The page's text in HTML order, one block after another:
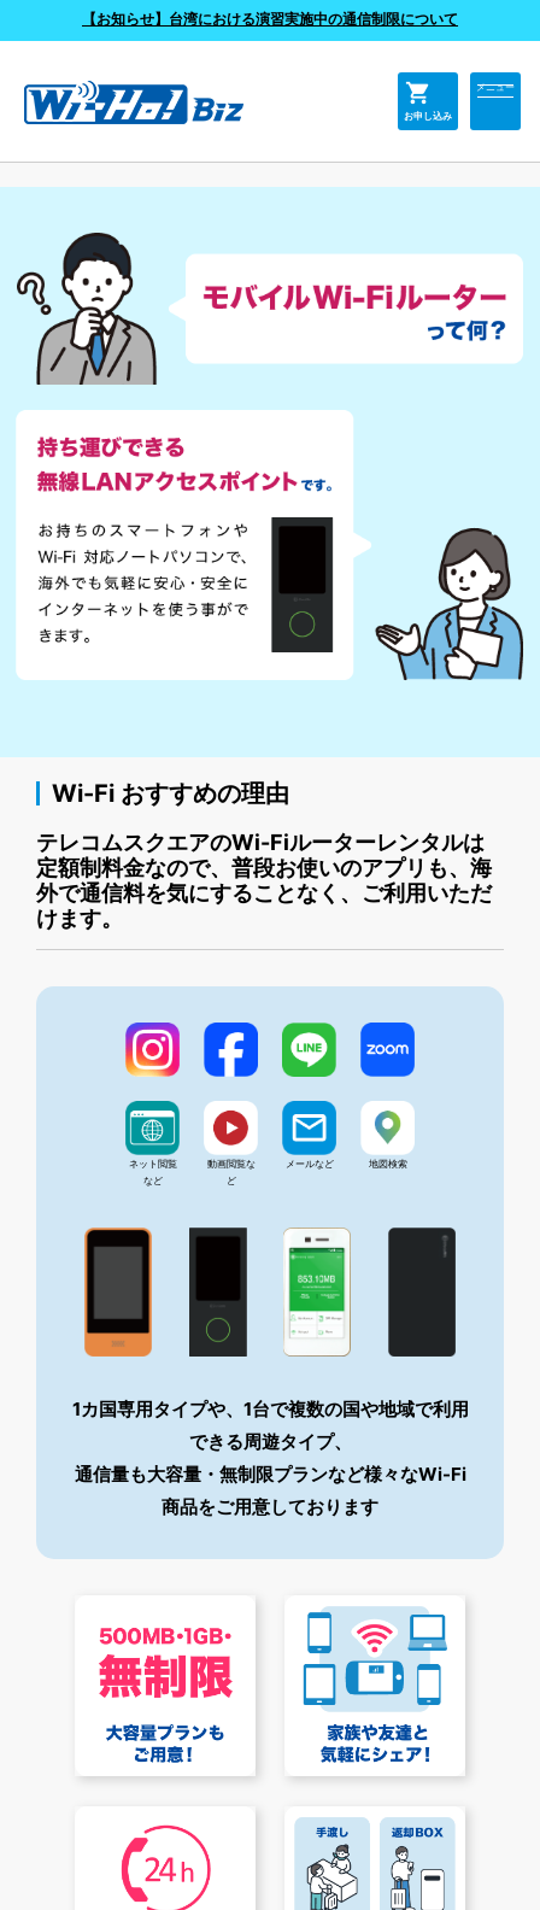
【お知らせ】台湾における演習実施中の通信制限について
shopping_cart
お申し込み
メニュー
よくあるご質問
Wi-Fi おすすめの理由
テレコムスクエアのWi-Fiルーターレンタルは
定額制料金なので、普段お使いのアプリも、海
外で通信料を気にすることなく、ご利用いただ
けます。
ネット閲覧
など
動画閲覧な
ど
メールなど 地図検索
1カ国専用タイプや、1台で複数の国や地域で利用
できる周遊タイプ、
通信量も大容量・無制限プランなど様々なWi-Fi
商品をご用意しております